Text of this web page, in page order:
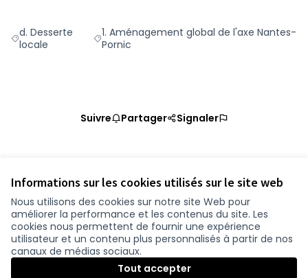
Informations sur les cookies utilisés sur le site web
Nous utilisons des cookies sur notre site Web pour
améliorer la performance et les contenus du site. Les
cookies nous permettent de fournir une expérience
utilisateur et un contenu plus personnalisés à partir de nos
canaux de médias sociaux.
Tout accepter
Filtrer les résultats de la catégorie : d. Desserte locale
d. Desserte
locale
Filtrer les résultats pour le secteur : 1.
1. Aménagement global de l'axe Nantes-
Pornic
Suivre Partager Signaler
Vérifiez l'empreinte numérique
Conditions d'utilisation
Paramètres des cookies
participer.loire-atlantique.fr sur Facebook
(Nouvelle fenêtre)
participer.loire-atlantique.fr sur Instagram
(Nouvelle fenêtre)
participer.loire-atlantique.fr sur YouTube
(Nouvelle fenêtre)